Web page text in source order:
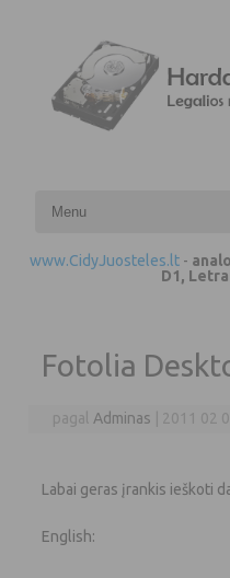
www.CidyJuosteles.lt-
D1,
Fotolia
pagal Adminas 2011 02
Labai geras įrankis ieškoti
English: